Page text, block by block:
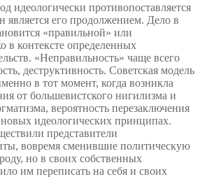
идеологически противопоставляется
является его продолжением. Дело в
«правильной» или
в контексте определенных
«Неправильность» чаще всего
деструктивность. Советская модель
в тот момент, когда возникла
от большевистского нигилизма и
вероятность перезаключения
идеологических принципах.
представители
вовремя сменившие политическую
но в своих собственных
им переписать на себя и своих